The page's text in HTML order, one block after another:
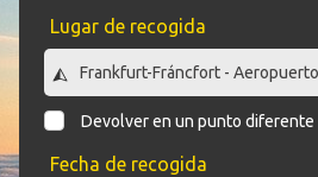
Lugar de recogida
Devolver en un punto diferente
Fecha de recogida